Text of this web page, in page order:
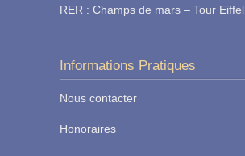
RER : Champs de mars – Tour Eiffel
Informations Pratiques
Nous contacter
Honoraires